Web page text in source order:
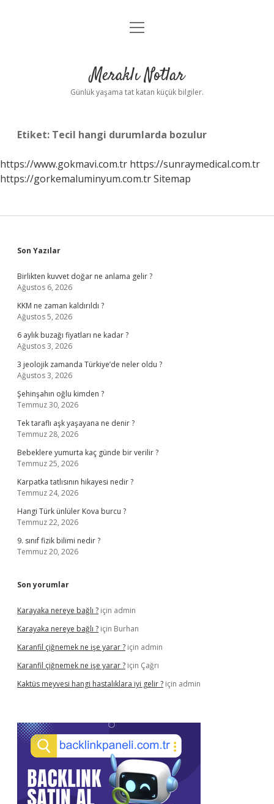
Anasayfa
Yasal Uyarı
menüyü
Meraklı Notlar
Günlük yaşama tat katan küçük bilgiler.
Etiket: Tecil hangi durumlarda bozulur
https://www.gokmavi.com.tr https://sunraymedical.com.tr
https://gorkemaluminyum.com.trSitemap
Sidebar
Son Yazılar
Birlikten kuvvet doğar ne anlama gelir ?
Ağustos 6, 2026
KKM ne zaman kaldırıldı ?
Ağustos 5, 2026
6 aylık buzağı fiyatları ne kadar ?
Ağustos 3, 2026
3 jeolojik zamanda Türkiye’de neler oldu ?
Ağustos 3, 2026
Şehinşahın oğlu kimden ?
Temmuz 30, 2026
Tek taraflı aşk yaşayana ne denir ?
Temmuz 28, 2026
Bebeklere yumurta kaç günde bir verilir ?
Temmuz 25, 2026
Karpatka tatlısının hikayesi nedir ?
Temmuz 24, 2026
Hangi Türk ünlüler Kova burcu ?
Temmuz 22, 2026
9. sınıf fizik bilimi nedir ?
Temmuz 20, 2026
Son yorumlar
Karayaka nereye bağlı ? için admin
Karayaka nereye bağlı ? için Burhan
Karanfil çiğnemek ne işe yarar ? için admin
Karanfil çiğnemek ne işe yarar ? için Çağrı
Kaktüs meyvesi hangi hastalıklara iyi gelir ? için admin